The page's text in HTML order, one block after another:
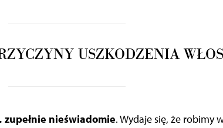
USZKODZENIA
zupełnie nieświadomie. Wydaje się, że robimy